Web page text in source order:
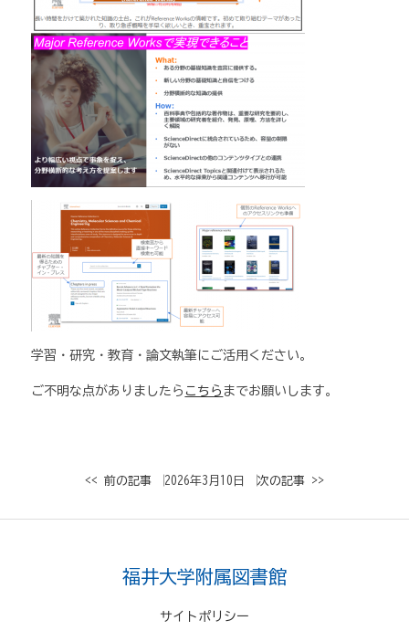
学習・研究・教育・論文執筆にご活用ください。
ご不明な点がありましたら こちら までお願いします。
<< 前の記事 │ 2026年3月10日 │ 次の記事 >>
福井大学附属図書館
サイトポリシー